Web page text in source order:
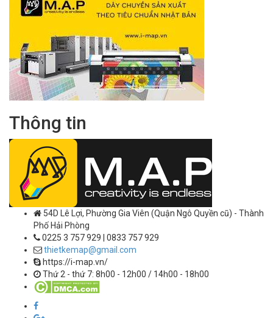
Thông tin
54D Lê Lợi, Phường Gia Viên (Quận Ngô Quyền cũ) - Thành
Phố Hải Phòng
0225 3 757 929 | 0833 757 929
thietkemap@gmail.com
https://i-map.vn/
Thứ 2 - thứ 7: 8h00 - 12h00 / 14h00 - 18h00